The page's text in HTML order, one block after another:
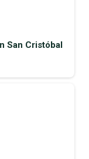
San Cristóbal